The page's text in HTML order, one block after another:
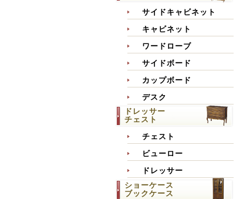
サイドキャビネット
キャビネット
ワードローブ
サイドボード
カップボード
デスク
ドレッサー
チェスト
チェスト
ビューロー
ドレッサー
ショーケース
ブックケース